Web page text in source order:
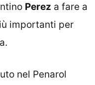
Perez a fare a
importanti per
nel Penarol